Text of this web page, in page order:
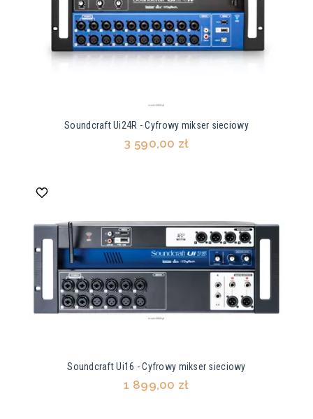
Soundcraft Ui24R - Cyfrowy mikser sieciowy
3 590,00 zł
Soundcraft Ui16 - Cyfrowy mikser sieciowy
1 899,00 zł